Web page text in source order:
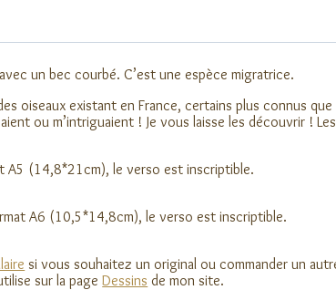
un bec courbé. C’est une espèce migratrice.
oiseaux existant en France, certains plus connus que
ou m’intriguaient ! Je vous laisse les découvrir !
(14,8*21cm), le verso est inscriptible.
A6 (10,5*14,8cm), le verso est inscriptible.
si vous souhaitez un original ou commander un
sur la pageDessins de mon site.